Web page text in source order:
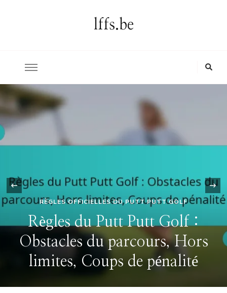
lffs.be
PLAN DU PARCOURS DE MINI-GOLF PUTT PUTT
Règles du Putt Putt Golf :
Comparaisons de parcours,
Évaluation des aménagements,
Préférences des joueurs
‹